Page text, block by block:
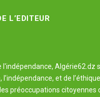
L’EDITEUR
l'indépendance, Algérie62.dz
l’indépendance, et de l’éthique.
préoccupations citoyennes